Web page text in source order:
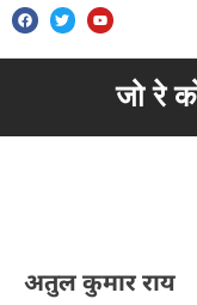
जो रे
अतुल कुमार राय